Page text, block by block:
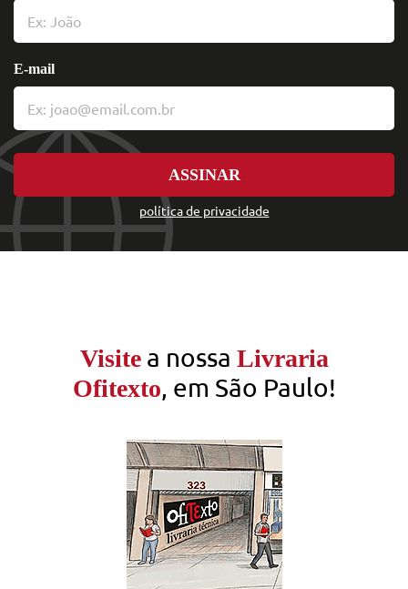
política de privacidade
E-mail
ASSINAR
Visitea nossa Livraria
Ofitexto, em São Paulo!